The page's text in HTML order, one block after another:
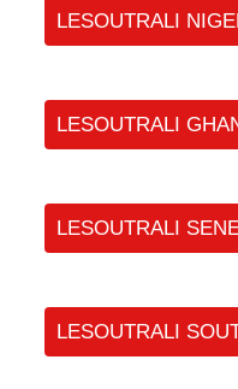
LESOUTRALI
LESOUTRALI
LESOUTRALI
LESOUTRALI